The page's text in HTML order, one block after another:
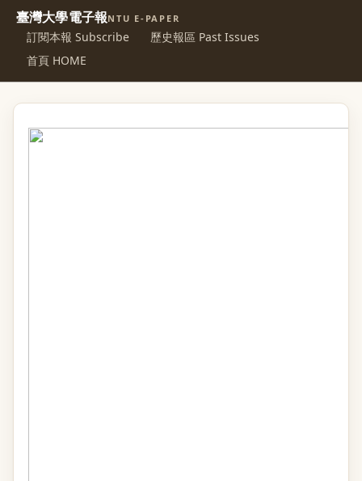
臺灣大學電子報NTU E-PAPER
訂閱本報 Subscribe
歷史報區 Past Issues
首頁 HOME